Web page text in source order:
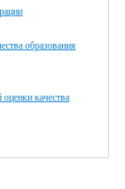
образования
качества